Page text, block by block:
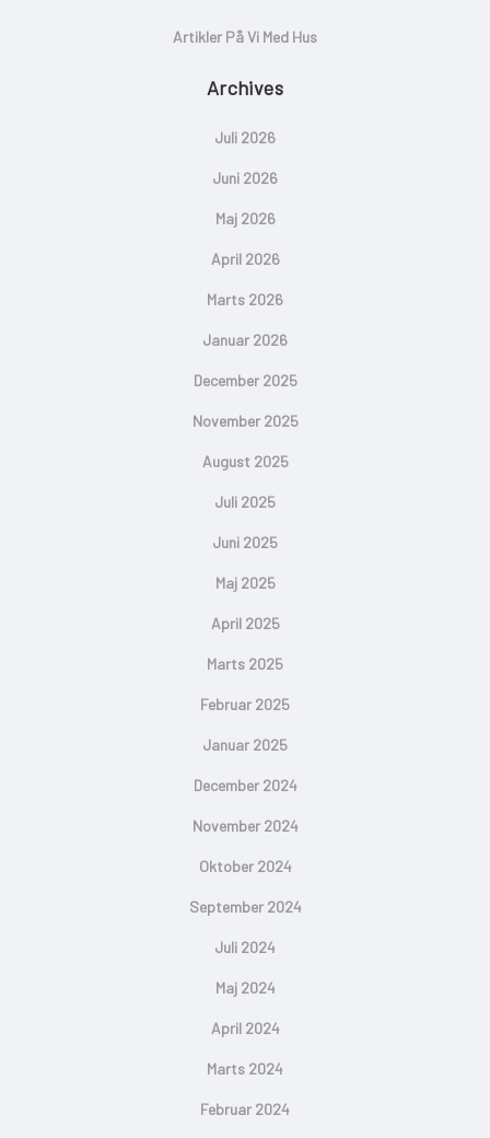
Artikler På Vi Med Hus
Archives
Juli 2026
Juni 2026
Maj 2026
April 2026
Marts 2026
Januar 2026
December 2025
November 2025
August 2025
Juli 2025
Juni 2025
Maj 2025
April 2025
Marts 2025
Februar 2025
Januar 2025
December 2024
November 2024
Oktober 2024
September 2024
Juli 2024
Maj 2024
April 2024
Marts 2024
Februar 2024